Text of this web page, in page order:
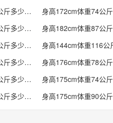
身高174cm体重74公斤多少标准
身高176cm体重80公斤多少标准
身高45cm体重116公斤多少标准
身高176cm体重77公斤多少标准
身高176cm体重76公斤多少标准
身高175cm体重76公斤多少标准